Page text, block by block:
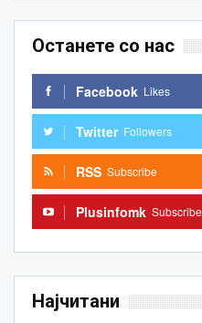
Останете со нас
Facebook Likes
Twitter Followers
RSS Subscribe
Plusinfomk Subscribe
Најчитани